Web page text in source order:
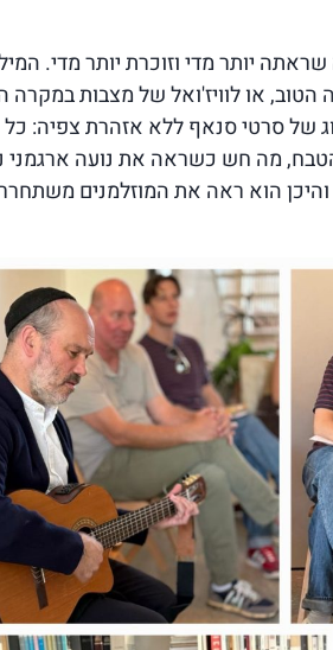
2025 זאת מדינה שראתה יותר מדי וזוכרת יותר מדי.
או לוויז'ואל של מצבות במקרה
של סרטי סנאף ללא אזהרת צפיה:
מה חש כשראה את נועה
והיכן הוא ראה את המוזלמנים